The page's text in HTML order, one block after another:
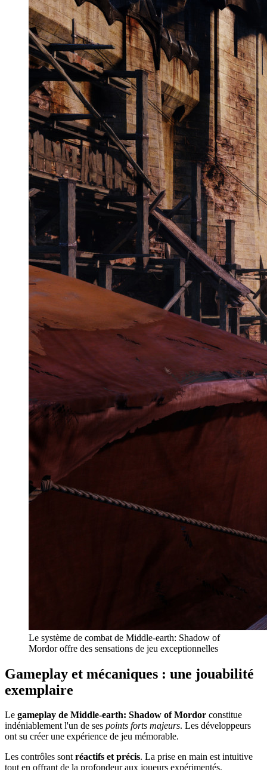
Le système de combat de Middle-earth: Shadow of
Mordor offre des sensations de jeu exceptionnelles
Gameplay et mécaniques : une jouabilité
exemplaire
Le gameplay de Middle-earth: Shadow of Mordor constitue
indéniablement l'un de ses points forts majeurs. Les développeurs
ont su créer une expérience de jeu mémorable.
Les contrôles sontréactifs et précis. La prise en main est intuitive
tout en offrant de la profondeur aux joueurs expérimentés.